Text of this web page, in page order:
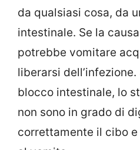
da qualsiasi cosa, da
intestinale. Se la
potrebbe vomitare
liberarsi dell’infezione.
blocco intestinale, lo
non sono in grado di
correttamente il cibo